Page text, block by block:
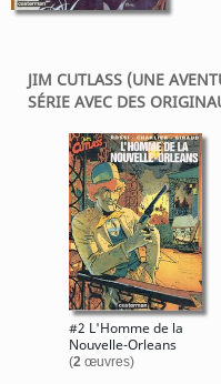
JIM CUTLASS (UNE
SÉRIE AVEC DES
#2 L'Homme de la
Nouvelle-Orleans
(2œuvres)